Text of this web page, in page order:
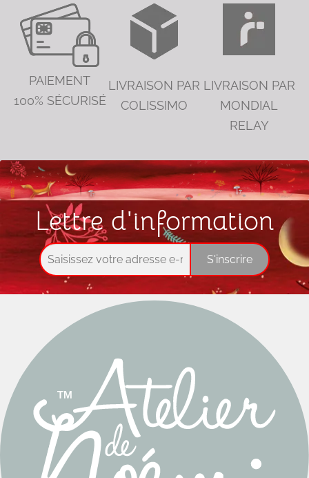
PAIEMENT
100% SÉCURISÉ
LIVRAISON PAR
COLISSIMO
LIVRAISON PAR
MONDIAL
RELAY
Lettre d'information
S'inscrire